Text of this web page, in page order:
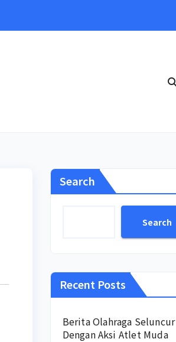
Search
Search
Recent Posts
Berita Olahraga Seluncur
Dengan Aksi Atlet Muda